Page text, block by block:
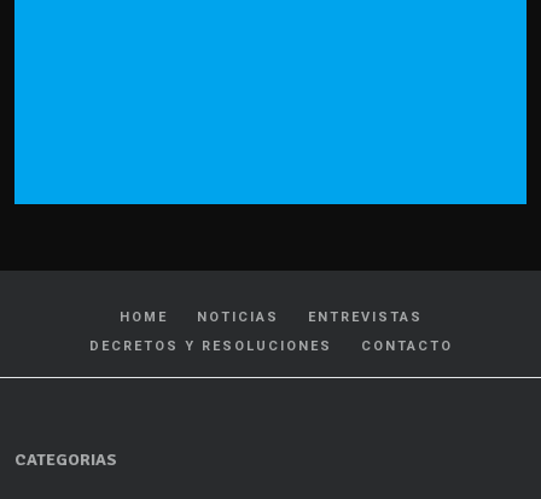
HOME NOTICIAS
ENTREVISTAS
DECRETOS Y RESOLUCIONES
CONTACTO
CATEGORIAS